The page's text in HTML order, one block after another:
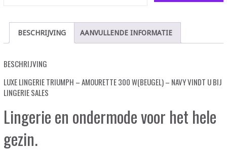
BESCHRIJVING AANVULLENDE INFORMATIE
BESCHRIJVING
LUXE LINGERIE TRIUMPH – AMOURETTE 300 W(BEUGEL) – NAVY VINDT U BIJ
LINGERIE SALES
Lingerie en ondermode voor het hele
gezin.